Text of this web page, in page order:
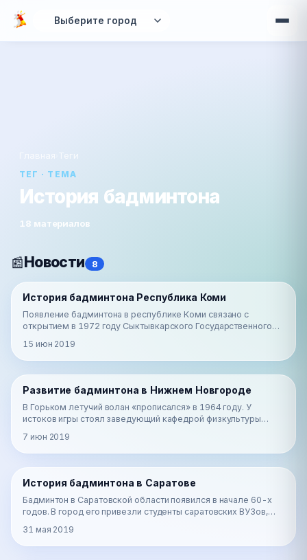
Перейти к основному содержанию
Теги
ТЕГ · ТЕМА
История бадминтона
18 материалов
📰Новости 8
📰Новости
История бадминтона Республика Коми
Появление бадминтона в республике Коми связано с
открытием в 1972 году Сыктывкарского Государственного
15 июн 2019
📰Новости
Развитие бадминтона в Нижнем Новгороде
В Горьком летучий волан «прописался» в 1964 году. У
истоков игры стоял заведующий кафедрой физкультуры
7 июн 2019
📰Новости
История бадминтона в Саратове
Бадминтон в Саратовской области появился в начале 60-х
годов. В город его привезли студенты саратовских ВУЗов,
31 мая 2019